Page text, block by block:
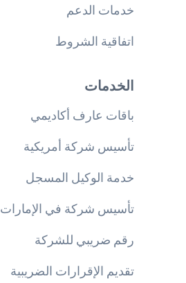
خدمات الدعم
اتفاقية الشروط
الخدمات
باقات عارف أكاديمي
تأسيس شركة أمريكية
خدمة الوكيل المسجل
تأسيس شركة في الإمارات
رقم ضريبي للشركة
تقديم الإقرارات الضريبية